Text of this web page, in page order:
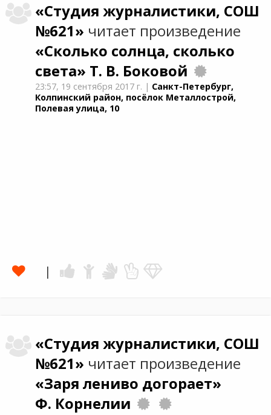
«Студия журналистики, СОШ
№621» читает произведение
«Сколько солнца, сколько
света» Т. В. Боковой
23:57, 19 сентября 2017 г. | Санкт-Петербург,
Колпинский район, посёлок Металлострой,
Полевая улица, 10
«Студия журналистики, СОШ
№621» читает произведение
«Заря лениво догорает»
Ф. Корнелии